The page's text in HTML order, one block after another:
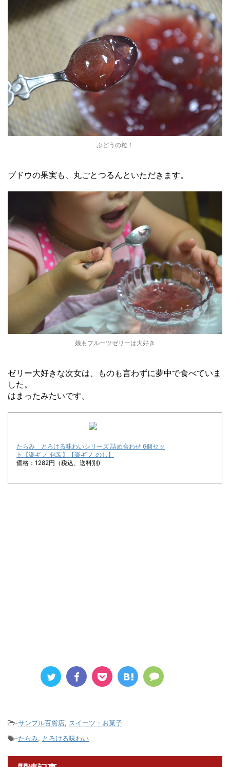
ぶどうの粒！
ブドウの果実も、丸ごとつるんといただきます。
娘もフルーツゼリーは大好き
ゼリー大好きな次女は、ものも言わずに夢中で食べていま
した。
はまったみたいです。
たらみ とろける味わいシリーズ 詰め合わせ 6個セッ
ト【楽ギフ_包装】【楽ギフ_のし】
価格：1282円（税込、送料別)
-サンプル百貨店, スイーツ・お菓子
-たらみ, とろける味わい